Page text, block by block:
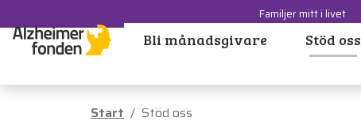
Familjer mitt i livet
Bli månadsgivare Stöd oss
Start Stöd oss